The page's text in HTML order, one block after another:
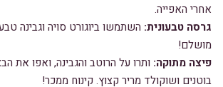
אחרי האפייה.
גרסה טבעונית: השתמשו ביוגורט סויה וגבינה
מושלם!
פיצה מתוקה: ותרו על הרוטב והגבינה, ואפו את
בוטנים ושוקולד מריר קצוץ. קינוח ממכר!